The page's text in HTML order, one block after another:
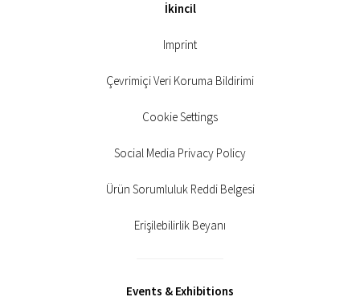
İkincil
Imprint
Çevrimiçi Veri Koruma Bildirimi
Cookie Settings
Social Media Privacy Policy
Ürün Sorumluluk Reddi Belgesi
Erişilebilirlik Beyanı
Events & Exhibitions